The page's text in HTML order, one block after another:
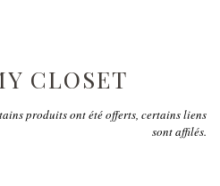
CLOSET
produits ont été offerts, certains liens
sont affilés.